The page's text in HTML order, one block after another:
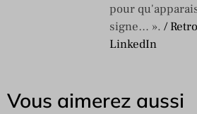
pour
signe… ». /
LinkedIn
Vous aimerez aussi